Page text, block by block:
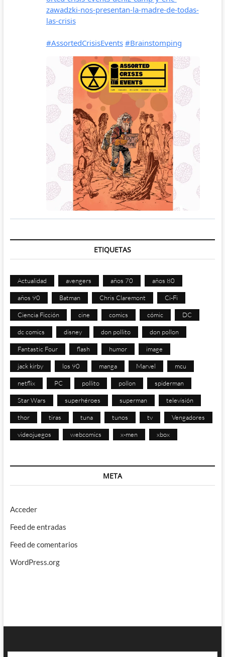
ETIQUETAS
Actualidad avengers años 70 años 80
años 90 Batman Chris Claremont Ci-Fi
Ciencia Ficción cine comics cómic DC
dc comics disney don pollito don pollon
Fantastic Four flash humor image
jack kirby los 90 manga Marvel mcu
netflix PC pollito pollon spiderman
Star Wars superhéroes superman televisión
thor tiras tuna tunos tv Vengadores
videojuegos webcomics x-men xbox
META
Acceder
Feed de entradas
Feed de comentarios
WordPress.org